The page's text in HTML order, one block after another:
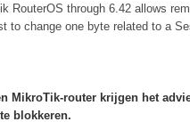
RouterOS through 6.42 allows
to change one byte related to a
MikroTik-router krijgen het
blokkeren.